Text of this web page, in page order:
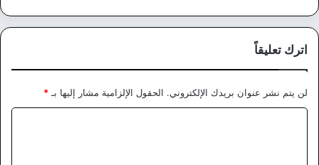
اترك تعليقاً
لن يتم نشر عنوان بريدك الإلكتروني. الحقول الإلزامية مشار إليها بـ *